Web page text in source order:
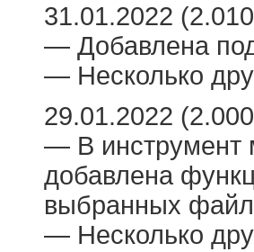
31.01.2022
— Добавлена
— Несколько
29.01.2022
— В инструмент
добавлена
выбранных
— Несколько